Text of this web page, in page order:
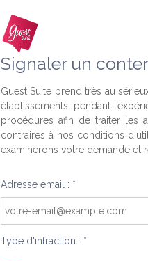
Signaler un
Guest Suite prend très au
établissements, pendant
procédures afin de traiter les
contraires à nos conditions
examinerons votre demande et
Adresse email : *
Type d'infraction : *